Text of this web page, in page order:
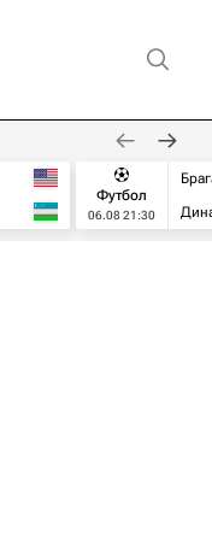
Футбол
06.08 21:30